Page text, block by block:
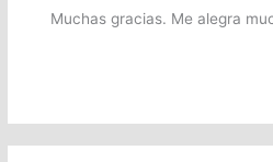
Muchas gracias. Me alegra